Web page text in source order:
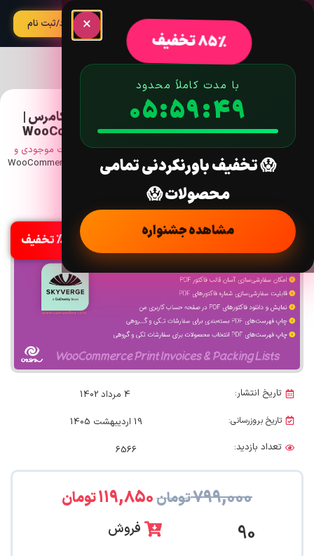
×
85% تخفیف
با مدت کاملاً محدود
05:59:48
😱 تخفیف باورنکردنی تمامی
محصولات 😱
مشاهده جشنواره
آپدیت ورود/ثبت نام
افزونه پرینت فاکتورها و لیست بسته بندی ووکامرس |
WooCommerce Print Invoices & Packing Lists
خانه/افزونه/ووکامرس/حمل و نقل، تحویل و تکمیل/مدیریت موجودی و
/ افزونه پرینت فاکتورها و لیست بسته بندی ووکامرس | WooCommerce
Print Invoices & Packing Lists
نسخه: 3.14.1
%85 تخفیف
تاریخ انتشار: 4 مرداد 1402
تاریخ بروزرسانی:
19 اردیبهشت 1405
تعداد بازدید:
6566
۷۹۹,۰۰۰تومان۱۱۹,۸۵۰تومان
90 فروش